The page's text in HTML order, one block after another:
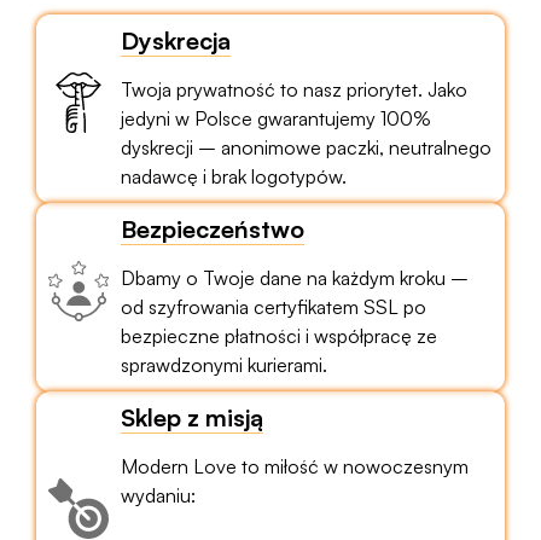
Dyskrecja
Twoja prywatność to nasz priorytet. Jako
jedyni w Polsce gwarantujemy 100%
dyskrecji – anonimowe paczki, neutralnego
nadawcę i brak logotypów.
Bezpieczeństwo
Dbamy o Twoje dane na każdym kroku –
od szyfrowania certyfikatem SSL po
bezpieczne płatności i współpracę ze
sprawdzonymi kurierami.
Sklep z misją
Modern Love to miłość w nowoczesnym
wydaniu: